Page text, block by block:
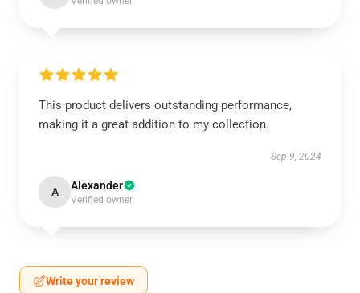
This product delivers outstanding performance,
making it a great addition to my collection.
Sep 9, 2024
A Alexander
Verified owner
Write your review